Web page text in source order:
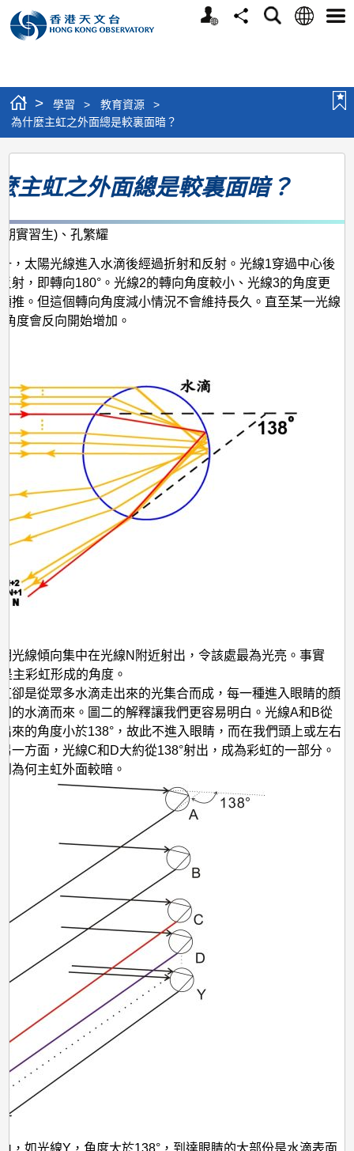
個
分
搜
語
選
> 學習 > 教育資源
>
為什麼主虹之外面總是較裏面暗？
為
什
主
虹
之
外
面
是
較
裏
面
暗？
主虹之外面總是較裏面暗？
期實習生)、孔繁耀
，太陽光線進入水滴後經過折射和反射。光線1穿過中心後
射，即轉向180°。光線2的轉向角度較小、光線3的角度更
推。但這個轉向角度減小情況不會維持長久。直至某一光線
度會反向開始增加。
光線傾向集中在光線N附近射出，令該處最為光亮。事實
主彩虹形成的角度。
卻是從眾多水滴走出來的光集合而成，每一種進入眼睛的顏
的水滴而來。圖二的解釋讓我們更容易明白。光線A和B從
來的角度小於138°，故此不進入眼睛，而在我們頭上或左右
一方面，光線C和D大約從138°射出，成為彩虹的一部分。
為何主虹外面較暗。
，如光線Y，角度大於138°，到達眼睛的大部份是水滴表面